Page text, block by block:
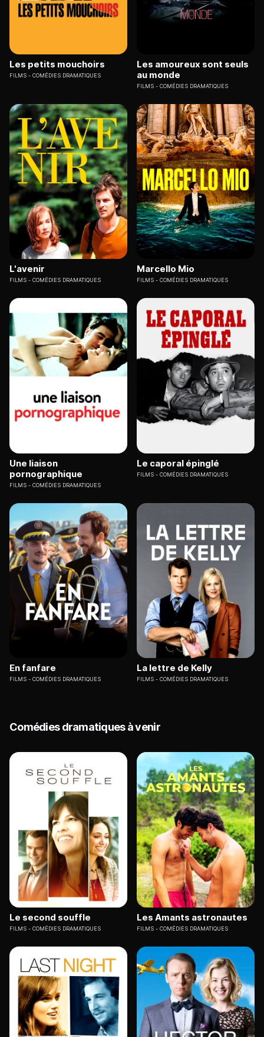
Les petits mouchoirs
FILMS COMÉDIES DRAMATIQUES
Les amoureux sont seuls
au monde
FILMS COMÉDIES DRAMATIQUES
L'avenir
FILMS COMÉDIES DRAMATIQUES
Marcello Mio
FILMS COMÉDIES DRAMATIQUES
Une liaison
pornographique
FILMS COMÉDIES DRAMATIQUES
Le caporal épinglé
FILMS COMÉDIES DRAMATIQUES
En fanfare
FILMS COMÉDIES DRAMATIQUES
La lettre de Kelly
FILMS COMÉDIES DRAMATIQUES
Comédies dramatiques à venir
Le second souffle
FILMS COMÉDIES DRAMATIQUES
Les Amants astronautes
FILMS COMÉDIES DRAMATIQUES